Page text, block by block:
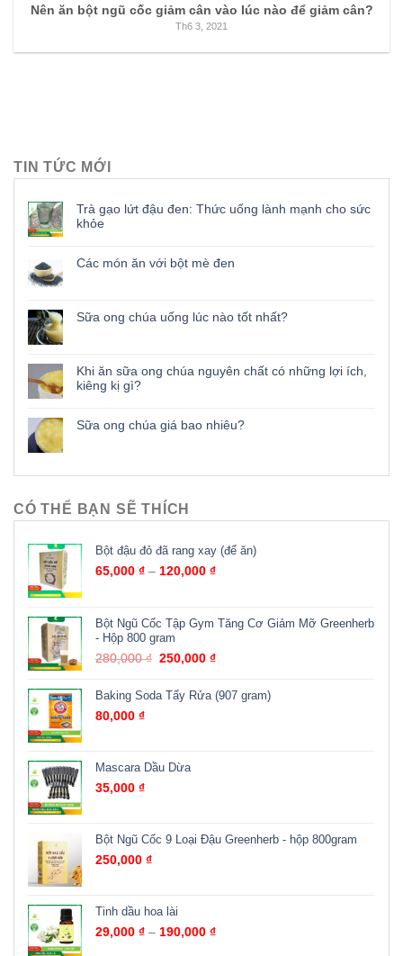
Nên ăn bột ngũ cốc giảm cân vào lúc nào để giảm cân?
Th6 3, 2021
TIN TỨC MỚI
Trà gạo lứt đậu đen: Thức uống lành mạnh cho sức
khỏe
Các món ăn với bột mè đen
Sữa ong chúa uống lúc nào tốt nhất?
Khi ăn sữa ong chúa nguyên chất có những lợi ích,
kiêng kị gì?
Sữa ong chúa giá bao nhiêu?
CÓ THỂ BẠN SẼ THÍCH
Bột đậu đỏ đã rang xay (để ăn)
65,000 ₫ – 120,000 ₫
Bột Ngũ Cốc Tập Gym Tăng Cơ Giảm Mỡ Greenherb
- Hộp 800 gram
280,000₫ 250,000₫
Baking Soda Tẩy Rửa (907 gram)
80,000 ₫
Mascara Dầu Dừa
35,000 ₫
Bột Ngũ Cốc 9 Loại Đậu Greenherb - hộp 800gram
250,000 ₫
Tinh dầu hoa lài
29,000 ₫ – 190,000 ₫